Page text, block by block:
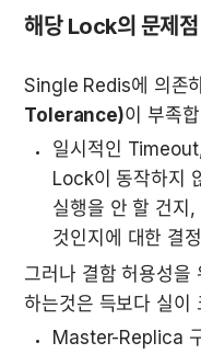
해당 Lock의 문제점
Single Redis에 의존
Tolerance)이 부족
일시적인
Lock이 동작하지
실행을 안 할 건지
것인지에 대한 결
그러나 결함 허용성
하는것은 득보다 실이
Master-Replica